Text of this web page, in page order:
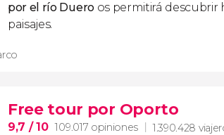
por el río Dueroos permitirá descubrir
paisajes.
Free tour por Oporto
9,7 / 10 109.017 opiniones 1.390.428